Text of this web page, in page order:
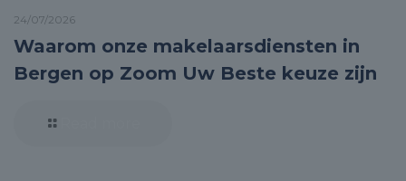
24/07/2026
Waarom onze makelaarsdiensten in
Bergen op Zoom Uw Beste keuze zijn